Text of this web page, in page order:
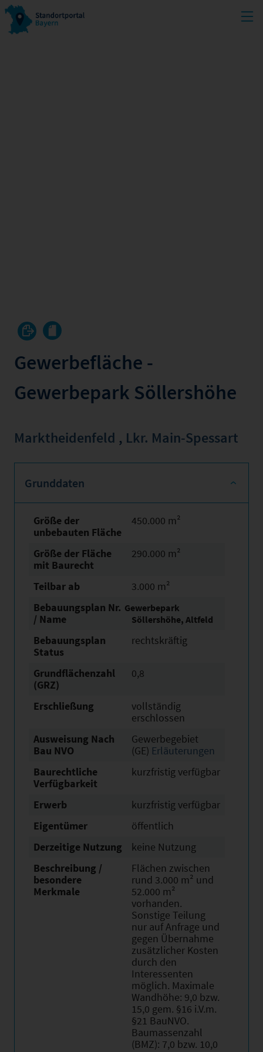
Gewerbefläche -
Gewerbepark Söllershöhe
Marktheidenfeld , Lkr. Main-Spessart
Grunddaten
Größe der
unbebauten Fläche
450.000 m²
Größe der Fläche
mit Baurecht
290.000 m²
Teilbar ab
3.000 m²
Bebauungsplan Nr.
/ Name
Gewerbepark
Söllershöhe, Altfeld
Bebauungsplan
Status
rechtskräftig
Grundflächen­zahl
(GRZ)
0,8
Erschließung
vollständig
erschlossen
Ausweisung Nach
Bau NVO
Gewerbegebiet
(GE) Erläuterungen
Baurechtliche
Verfügbarkeit
kurzfristig verfügbar
Erwerb
kurzfristig verfügbar
Eigentümer
öffentlich
Derzeitige Nutzung
keine Nutzung
Beschreibung /
besondere
Merkmale
Flächen zwischen
rund 3.000 m² und
52.000 m²
vorhanden.
Sonstige Teilung
nur auf Anfrage und
gegen Übernahme
zusätzlicher Kosten
durch den
Interessenten
möglich. Maximale
Wandhöhe: 9,0 bzw.
15,0 gem. §16 i.V.m.
§21 BauNVO.
Baumassenzahl
(BMZ): 7,0 bzw. 10,0